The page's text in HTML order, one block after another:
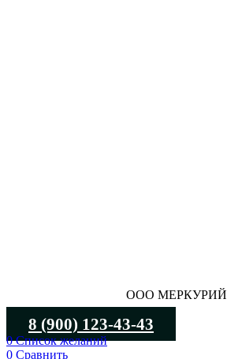
ООО МЕРКУРИЙ
8 (900) 123-43-43
0Список желаний
0 Сравнить